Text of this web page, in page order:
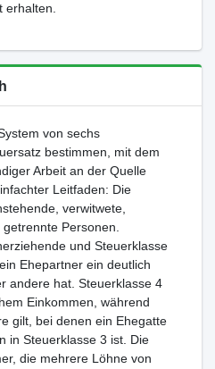
von sechs
bestimmen, mit dem
Arbeit an der Quelle
Leitfaden: Die
verwitwete,
Personen.
und Steuerklasse
Ehepartner ein deutlich
andere hat. Steuerklasse 4
Einkommen, während
gilt, bei denen ein Ehegatte
in Steuerklasse 3 ist. Die
die mehrere Löhne von